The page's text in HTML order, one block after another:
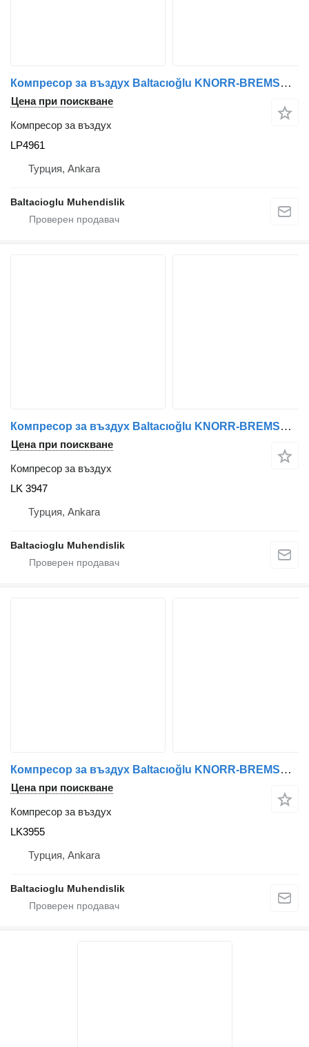
Компресор за въздух Baltacıoğlu KNORR-BREMSE LP4961 за автобус
Цена при поискване
Компресор за въздух
LP4961
Турция, Ankara
Baltacioglu Muhendislik
Компресор за въздух Baltacıoğlu KNORR-BREMSE LK 3947 за автобус
Цена при поискване
Компресор за въздух
LK 3947
Турция, Ankara
Baltacioglu Muhendislik
Компресор за въздух Baltacıoğlu KNORR-BREMSE LK3955 за автобус
Цена при поискване
Компресор за въздух
LK3955
Турция, Ankara
Baltacioglu Muhendislik